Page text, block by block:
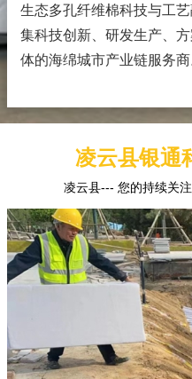
生态多孔纤维棉科技与工
集科技创新、研发生产、
体的海绵城市产业链服务商
凌云县银通
凌云县--- 您的持续关